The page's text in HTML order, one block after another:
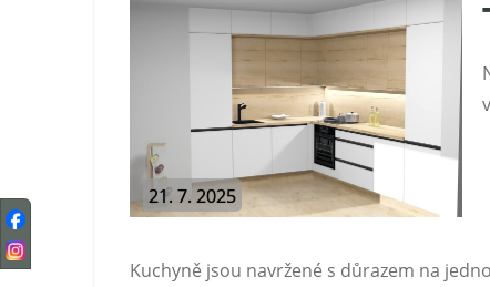
21. 7. 2025
Kuchyně jsou navržené s důrazem na